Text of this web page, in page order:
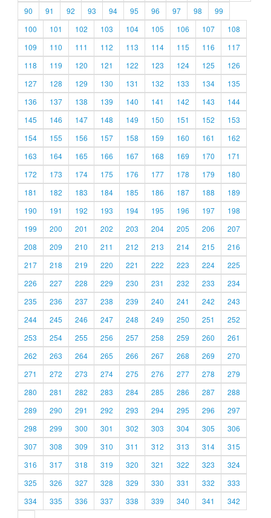
90
91 92 93 94 95 96 97 98
99
100
101 102 103 104 105 106 107
108
109
110 111 112 113 114 115 116
117
118
119 120 121 122 123 124 125
126
127
128 129 130 131 132 133 134
135
136
137 138 139 140 141 142 143
144
145
146 147 148 149 150 151 152
153
154
155 156 157 158 159 160 161
162
163
164 165 166 167 168 169 170
171
172
173 174 175 176 177 178 179
180
181
182 183 184 185 186 187 188
189
190
191 192 193 194 195 196 197
198
199
200 201 202 203 204 205 206
207
208
209 210 211 212 213 214 215
216
217
218 219 220 221 222 223 224
225
226
227 228 229 230 231 232 233
234
235
236 237 238 239 240 241 242
243
244
245 246 247 248 249 250 251
252
253
254 255 256 257 258 259 260
261
262
263 264 265 266 267 268 269
270
271
272 273 274 275 276 277 278
279
280
281 282 283 284 285 286 287
288
289
290 291 292 293 294 295 296
297
298
299 300 301 302 303 304 305
306
307
308 309 310 311 312 313 314
315
316
317 318 319 320 321 322 323
324
325
326 327 328 329 330 331 332
333
334
335 336 337 338 339 340 341
342